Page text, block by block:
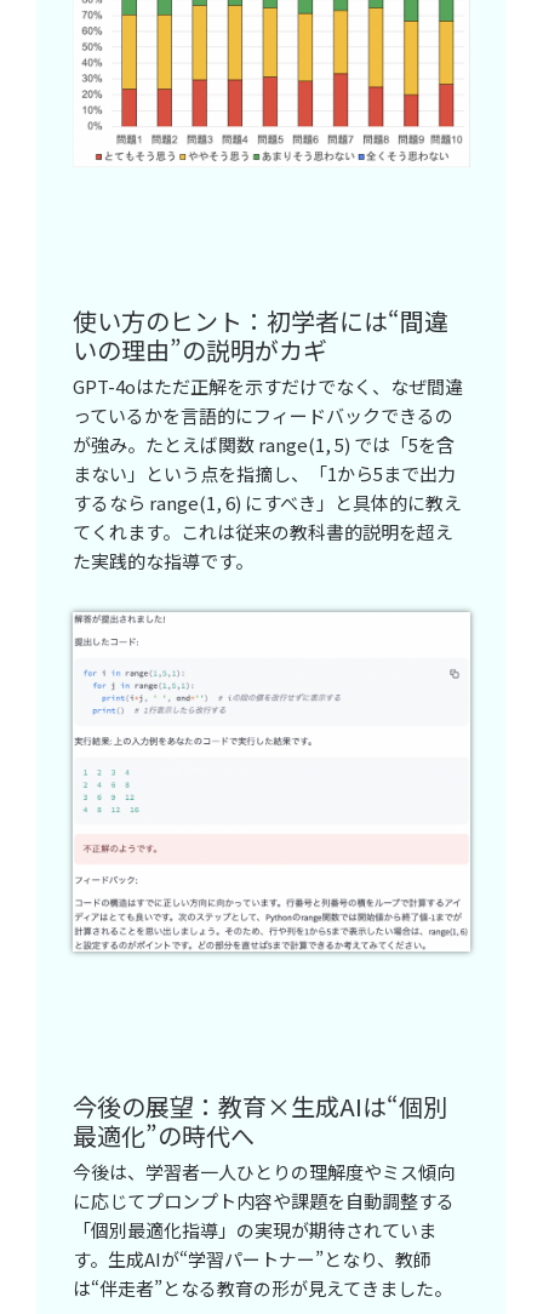
使い方のヒント：初学者には“間違
いの理由”の説明がカギ
GPT-4oはただ正解を示すだけでなく、なぜ間違
っているかを言語的にフィードバックできるの
が強み。たとえば関数 range(1, 5) では「5を含
まない」という点を指摘し、「1から5まで出力
するなら range(1, 6) にすべき」と具体的に教え
てくれます。これは従来の教科書的説明を超え
た実践的な指導です。
今後の展望：教育×生成AIは“個別
最適化”の時代へ
今後は、学習者一人ひとりの理解度やミス傾向
に応じてプロンプト内容や課題を自動調整する
「個別最適化指導」の実現が期待されていま
す。生成AIが“学習パートナー”となり、教師
は“伴走者”となる教育の形が見えてきました。